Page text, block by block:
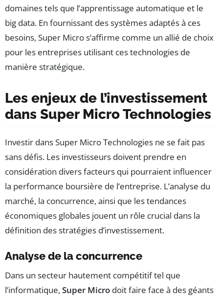
domaines tels que l’apprentissage automatique et le
big data. En fournissant des systèmes adaptés à ces
besoins, Super Micro s’affirme comme un allié de choix
pour les entreprises utilisant ces technologies de
manière stratégique.
Les enjeux de l’investissement
dans Super Micro Technologies
Investir dans Super Micro Technologies ne se fait pas
sans défis. Les investisseurs doivent prendre en
considération divers facteurs qui pourraient influencer
la performance boursière de l’entreprise. L’analyse du
marché, la concurrence, ainsi que les tendances
économiques globales jouent un rôle crucial dans la
définition des stratégies d’investissement.
Analyse de la concurrence
Dans un secteur hautement compétitif tel que
l’informatique, Super Micro doit faire face à des géants